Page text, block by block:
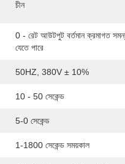
চীন
0 - রেট আউটপুট বর্তমান ক্রমাগত
যেতে পারে
50HZ, 380V ± 10%
10 - 50 সেকেন্ড
5-0 সেকেন্ড
1-1800 সেকেন্ড সময়কাল